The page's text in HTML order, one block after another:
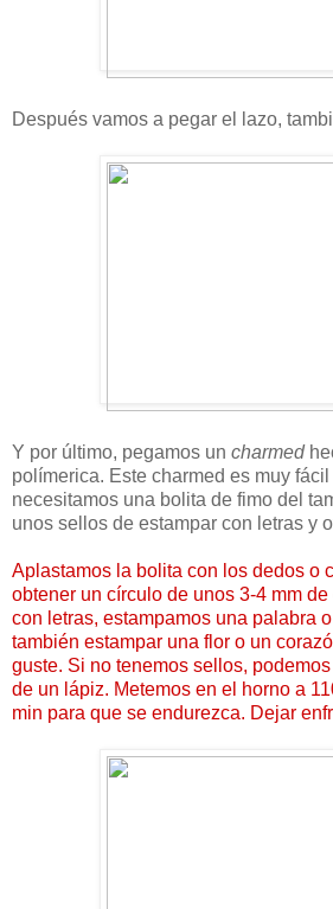
Después vamos a pegar el lazo,
Y por último, pegamos un charmed
polímerica. Este charmed es muy fácil
necesitamos una bolita de fimo del
unos sellos de estampar con letras y
Aplastamos la bolita con los dedos o
obtener un círculo de unos 3-4 mm
con letras, estampamos una palabra
también estampar una flor o un
guste. Si no tenemos sellos,
de un lápiz. Metemos en el horno a
min para que se endurezca. Dejar